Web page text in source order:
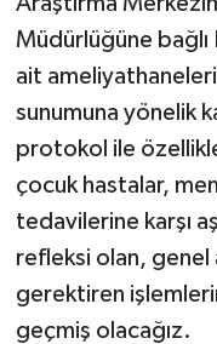
Müdürlüğüne
ait
sunumuna yönelik
protokol ile
çocuk hastalar,
tedavilerine karşı
refleksi olan,
gerektiren
geçmiş olacağız.